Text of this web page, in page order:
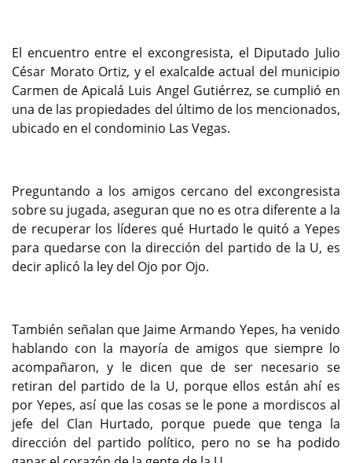
El encuentro entre el excongresista, el Diputado Julio
César Morato Ortiz, y el exalcalde actual del municipio
Carmen de Apicalá Luis Angel Gutiérrez, se cumplió en
una de las propiedades del último de los mencionados,
ubicado en el condominio Las Vegas.
Preguntando a los amigos cercano del excongresista
sobre su jugada, aseguran que no es otra diferente a la
de recuperar los líderes qué Hurtado le quitó a Yepes
para quedarse con la dirección del partido de la U, es
decir aplicó la ley del Ojo por Ojo.
También señalan que Jaime Armando Yepes, ha venido
hablando con la mayoría de amigos que siempre lo
acompañaron, y le dicen que de ser necesario se
retiran del partido de la U, porque ellos están ahí es
por Yepes, así que las cosas se le pone a mordiscos al
jefe del Clan Hurtado, porque puede que tenga la
dirección del partido político, pero no se ha podido